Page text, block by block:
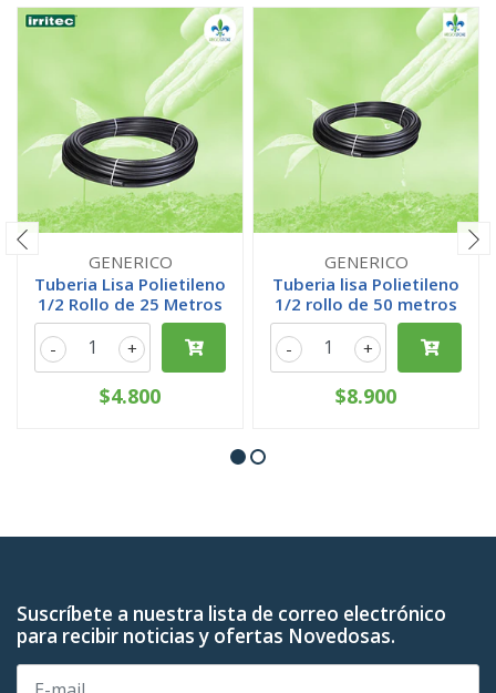
GENERICO
Tuberia Lisa Polietileno
1/2 Rollo de 25 Metros
+
-
$4.800
GENERICO
Tuberia lisa Polietileno
1/2 rollo de 50 metros
+
-
$8.900
Suscríbete a nuestra lista de correo electrónico
para recibir noticias y ofertas Novedosas.